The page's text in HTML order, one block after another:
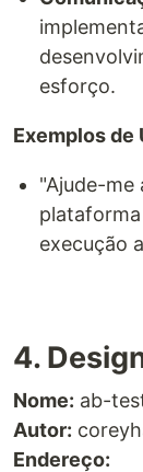
esforço.
Exemplos de
"Ajude-me
execução
4.
Nome: ab-
Autor:
Endereço: